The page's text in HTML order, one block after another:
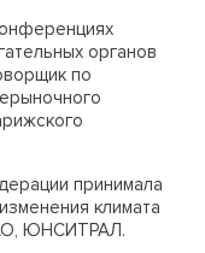
органов
по
принимала
климата
ЮНСИТРАЛ.